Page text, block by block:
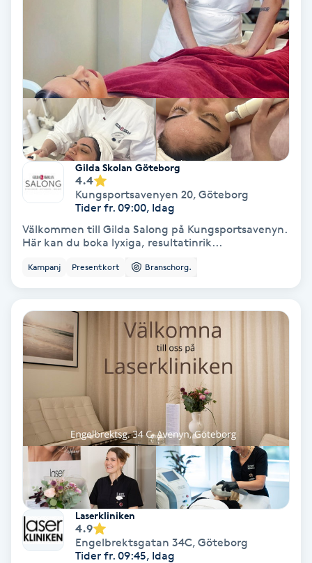
Föning
Gel naglar
Gelenaglar
Gravidyoga
Gruppträning
Gua Sha-massage
Hatha Yoga
Headspa
Healing
Gilda Skolan Göteborg
4.4
Kungsportsavenyen 20, Göteborg
Tider fr. 09:00, Idag
Välkommen till Gilda Salong på Kungsportsavenyn.
Här kan du boka lyxiga, resultatinrik...
Kampanj Presentkort Branschorg.
Laserkliniken
4.9
Engelbrektsgatan 34C, Göteborg
Tider fr. 09:45, Idag